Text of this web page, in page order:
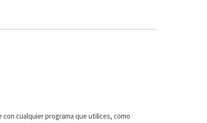
cualquier programa que utilices, como